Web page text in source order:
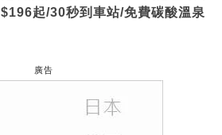
$196起/30秒到車站/免費碳酸溫泉
廣告